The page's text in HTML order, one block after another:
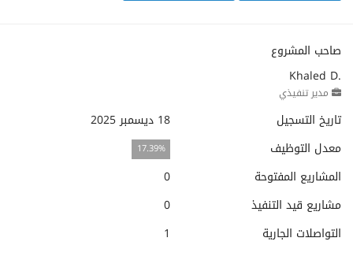
صاحب المشروع
Khaled D.
مدير تنفيذي
تاريخ التسجيل
18 ديسمبر 2025
معدل التوظيف
17.39%
المشاريع المفتوحة
0
مشاريع قيد التنفيذ
0
التواصلات الجارية
1